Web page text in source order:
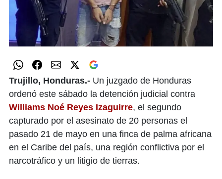
Trujillo, Honduras.- Un juzgado de Honduras
ordenó este sábado la detención judicial contra
Williams Noé Reyes Izaguirre, el segundo
capturado por el asesinato de 20 personas el
pasado 21 de mayo en una finca de palma africana
en el Caribe del país, una región conflictiva por el
narcotráfico y un litigio de tierras.